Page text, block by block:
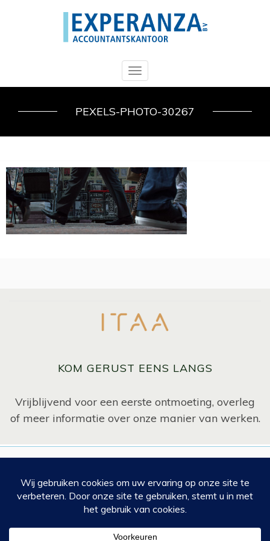
Toggle
navigation
PEXELS-PHOTO-30267
KOM GERUST EENS LANGS
Vrijblijvend voor een eerste ontmoeting, overleg
of meer informatie over onze manier van werken.